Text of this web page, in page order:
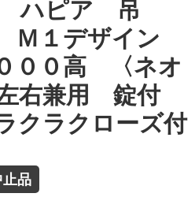
ハピア 吊
１デザイン
００高 〈ネオ
右兼用 錠付
クラクローズ付
品